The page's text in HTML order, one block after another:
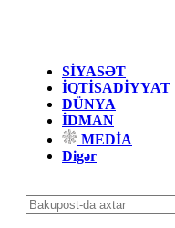
SİYASƏT
İQTİSADİYYAT
DÜNYA
İDMAN
MEDİA
Digər